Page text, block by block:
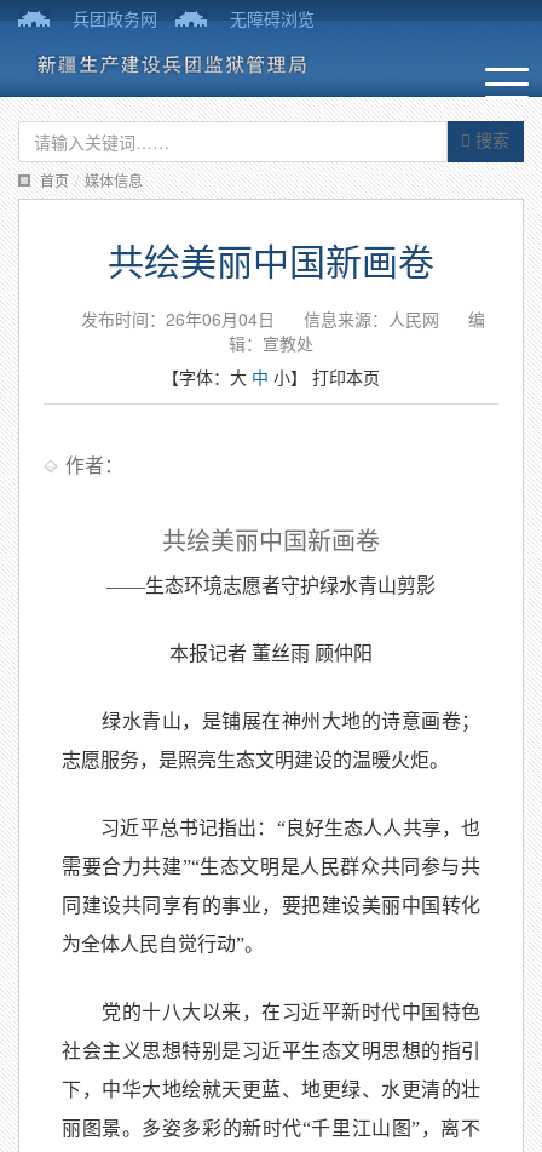
兵团政务网 无障碍浏览
搜索
首页 / 媒体信息
共绘美丽中国新画卷
发布时间：26年06月04日 信息来源：人民网
编
辑：宣教处
【字体： 大 中 小】 打印本页
作者：
共绘美丽中国新画卷
——生态环境志愿者守护绿水青山剪影
本报记者 董丝雨 顾仲阳
绿水青山，是铺展在神州大地的诗意画卷；
志愿服务，是照亮生态文明建设的温暖火炬。
习近平总书记指出：“良好生态人人共享，也
需要合力共建”“生态文明是人民群众共同参与共
同建设共同享有的事业，要把建设美丽中国转化
为全体人民自觉行动”。
党的十八大以来，在习近平新时代中国特色
社会主义思想特别是习近平生态文明思想的指引
下，中华大地绘就天更蓝、地更绿、水更清的壮
丽图景。多姿多彩的新时代“千里江山图”，离不